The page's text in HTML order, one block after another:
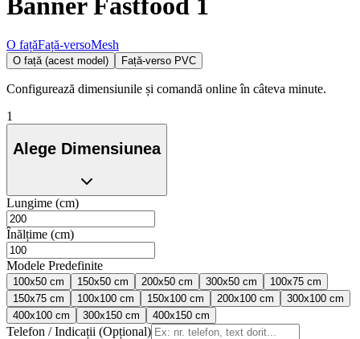
O fațăFață-versoMesh
O față (acest model) Față-verso PVC
Configurează dimensiunile și comandă online în câteva minute.
1
Alege Dimensiunea
Lungime (cm)
Înălțime (cm)
Modele Predefinite
100x50 cm 150x50 cm 200x50 cm 300x50 cm
100x75 cm
150x75 cm
100x100 cm 150x100 cm 200x100 cm
300x100 cm
400x100 cm
300x150 cm 400x150 cm
Telefon / Indicații (Opțional)